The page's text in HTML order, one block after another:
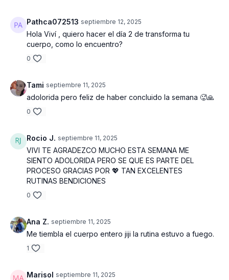
Pathca072513 septiembre 12, 2025
Hola Viví , quiero hacer el día 2 de transforma tu
cuerpo, como lo encuentro?
0
Tami septiembre 11, 2025
adolorida pero feliz de haber concluido la semana 🥵🙏
0
Rocio J. septiembre 11, 2025
VIVI TE AGRADEZCO MUCHO ESTA SEMANA ME
SIENTO ADOLORIDA PERO SE QUE ES PARTE DEL
PROCESO GRACIAS POR 💖 TAN EXCELENTES
RUTINAS BENDICIONES
0
Ana Z. septiembre 11, 2025
Me tiembla el cuerpo entero jiji la rutina estuvo a fuego.
1
Marisol septiembre 11, 2025